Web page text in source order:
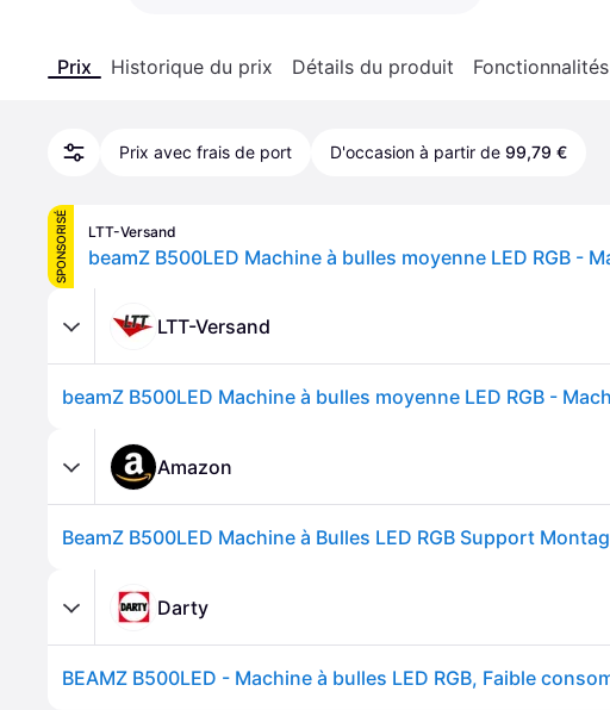
Prix Historique du prix Détails du produit Fonctionnalités
Prix avec frais de port D'occasion à partir de 99,79 €
SPONSORISÉ LTT-Versand
LTT-Versand
Amazon
Darty